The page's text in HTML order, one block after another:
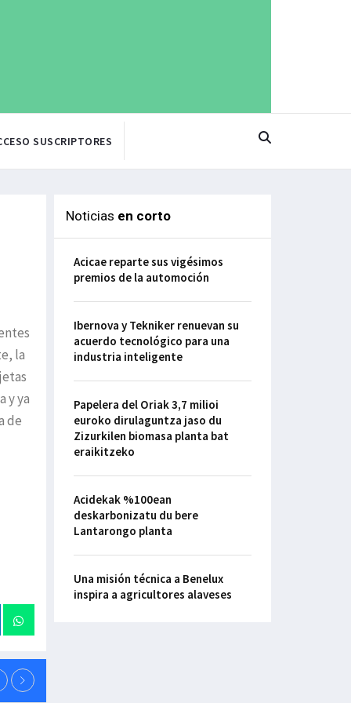
SUSCRIPTORES
la
y ya
de
Noticias en corto
Acicae reparte sus vigésimos
premios de la automoción
Ibernova y Tekniker renuevan su
acuerdo tecnológico para una
industria inteligente
Papelera del Oriak 3,7 milioi
euroko dirulaguntza jaso du
Zizurkilen biomasa planta bat
eraikitzeko
Acidekak %100ean
deskarbonizatu du bere
Lantarongo planta
Una misión técnica a Benelux
inspira a agricultores alaveses